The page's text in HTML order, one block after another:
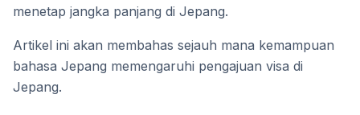
menetap jangka panjang di Jepang.
Artikel ini akan membahas sejauh mana kemampuan
bahasa Jepang memengaruhi pengajuan visa di
Jepang.